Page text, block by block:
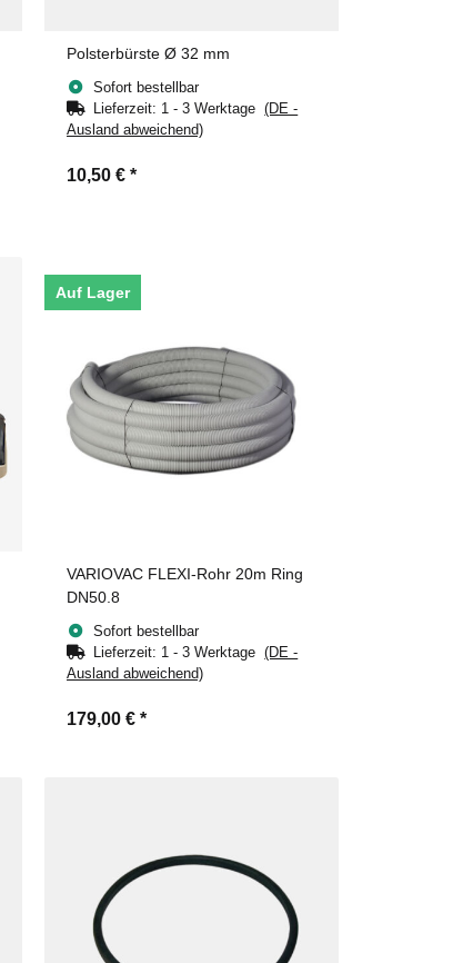
Polsterbürste Ø 32 mm
Sofort bestellbar
Lieferzeit: 1 - 3 Werktage(DE -
Ausland abweichend)
10,50 € *
Auf Lager
VARIOVAC FLEXI-Rohr 20m Ring
DN50.8
Sofort bestellbar
Lieferzeit: 1 - 3 Werktage(DE -
Ausland abweichend)
179,00 € *